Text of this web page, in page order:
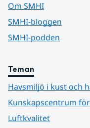
Om SMHI
SMHI-bloggen
SMHI-podden
Teman
Havsmiljö i kust och
Kunskapscentrum
Luftkvalitet